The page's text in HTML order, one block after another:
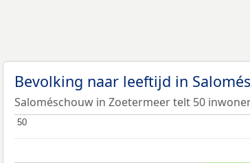
Bevolking naar leeftijd in
Saloméschouw in Zoetermeer telt 50
50
50